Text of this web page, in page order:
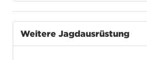
Weitere Jagdausrüstung